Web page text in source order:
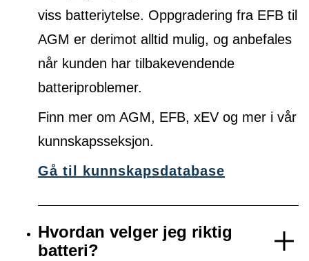
viss batteriytelse. Oppgradering fra EFB til
AGM er derimot alltid mulig, og anbefales
når kunden har tilbakevendende
batteriproblemer.
Finn mer om AGM, EFB, xEV og mer i vår
kunnskapsseksjon.
Gå til kunnskapsdatabase
Hvordan velger jeg riktig
batteri?